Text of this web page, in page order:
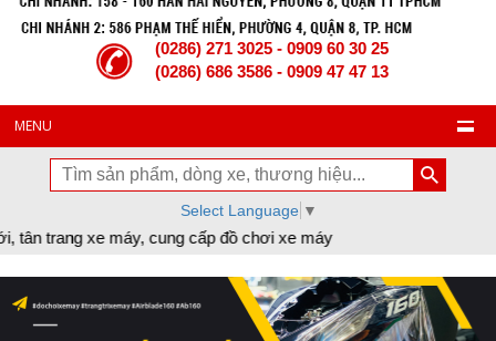
(0286) 271 3025 - 0909 60 30 25
(0286) 686 3586 - 0909 47 47 13
MENU
Select Language ▼
cung cấp đồ chơi xe máy